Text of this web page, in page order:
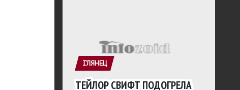
ГЛЯНЕЦ
ТЕЙЛОР СВИФТ ПОДОГРЕЛА